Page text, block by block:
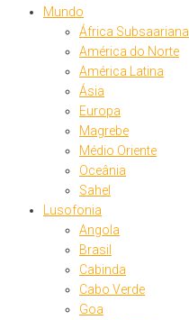
Mundo
África Subsaariana
América do Norte
América Latina
Ásia
Europa
Magrebe
Médio Oriente
Oceânia
Sahel
Lusofonia
Angola
Brasil
Cabinda
Cabo Verde
Goa